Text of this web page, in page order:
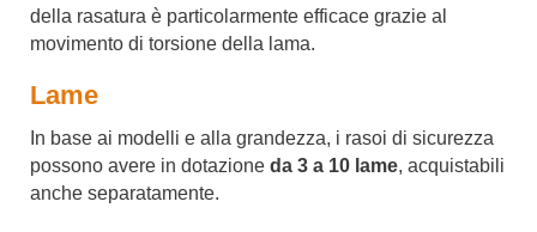
della rasatura è particolarmente efficace grazie al
movimento di torsione della lama.
Lame
In base ai modelli e alla grandezza, i rasoi di sicurezza
possono avere in dotazione da 3 a 10 lame, acquistabili
anche separatamente.